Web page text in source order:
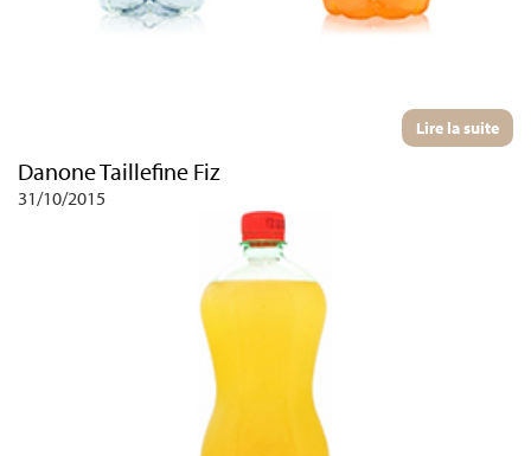
Lire la suite
Danone Taillefine Fiz
31/10/2015